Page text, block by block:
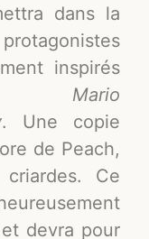
dans la
inspirés
Mario
. Une copie
de Peach,
Ce
devra pour